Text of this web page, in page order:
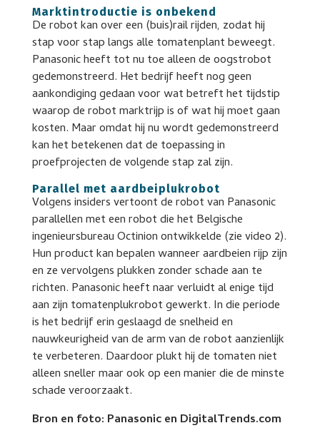
Marktintroductie is onbekend
De robot kan over een (buis)rail rijden, zodat hij
stap voor stap langs alle tomatenplant beweegt.
Panasonic heeft tot nu toe alleen de oogstrobot
gedemonstreerd. Het bedrijf heeft nog geen
aankondiging gedaan voor wat betreft het tijdstip
waarop de robot marktrijp is of wat hij moet gaan
kosten. Maar omdat hij nu wordt gedemonstreerd
kan het betekenen dat de toepassing in
proefprojecten de volgende stap zal zijn.
Parallel met aardbeiplukrobot
Volgens insiders vertoont de robot van Panasonic
parallellen met een robot die het Belgische
ingenieursbureau Octinion ontwikkelde (zie video 2).
Hun product kan bepalen wanneer aardbeien rijp zijn
en ze vervolgens plukken zonder schade aan te
richten. Panasonic heeft naar verluidt al enige tijd
aan zijn tomatenplukrobot gewerkt. In die periode
is het bedrijf erin geslaagd de snelheid en
nauwkeurigheid van de arm van de robot aanzienlijk
te verbeteren. Daardoor plukt hij de tomaten niet
alleen sneller maar ook op een manier die de minste
schade veroorzaakt.
Bron en foto: Panasonic en DigitalTrends.com